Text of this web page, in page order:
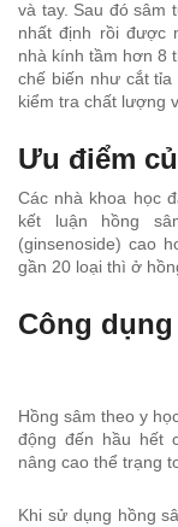
và tay. Sau đó sâm
nhất định rồi được
nhà kính tầm hơn 8
chế biến như cắt
kiểm tra chất lượng
Ưu điểm
Các nhà khoa học
kết luận hồng
(ginsenoside) cao
gần 20 loại thì ở
Công
Hồng sâm theo y
động đến hầu hết
nâng cao thể trạng
Khi sử dụng hồng